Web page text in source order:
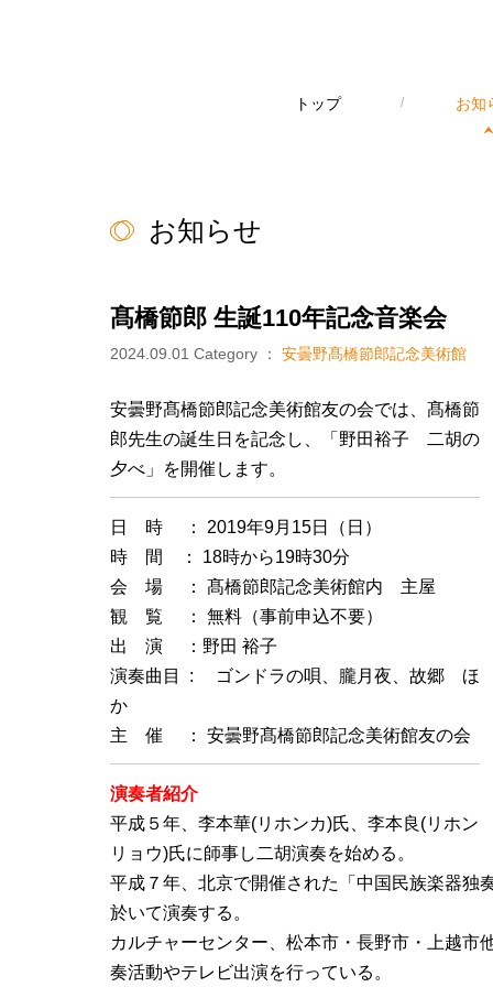
トップ / お知
お知らせ
髙橋節郎 生誕110年記念音楽会
2024.09.01 Category ： 安曇野髙橋節郎記念美術館
安曇野髙橋節郎記念美術館友の会では、髙橋節
郎先生の誕生日を記念し、「野田裕子 二胡の
夕べ」を開催します。
日 時 ： 2019年9月15日（日）
時 間 ： 18時から19時30分
会 場 ： 髙橋節郎記念美術館内 主屋
観 覧 ： 無料（事前申込不要）
出 演 ：野田 裕子
演奏曲目 : ゴンドラの唄、朧月夜、故郷 ほ
か
主 催 ： 安曇野髙橋節郎記念美術館友の会
演奏者紹介
平成５年、李本華(リホンカ)氏、李本良(リホン
リョウ)氏に師事し二胡演奏を始める。
平成７年、北京で開催された「中国民族楽器独
於いて演奏する。
カルチャーセンター、松本市・長野市・上越市
奏活動やテレビ出演を行っている。